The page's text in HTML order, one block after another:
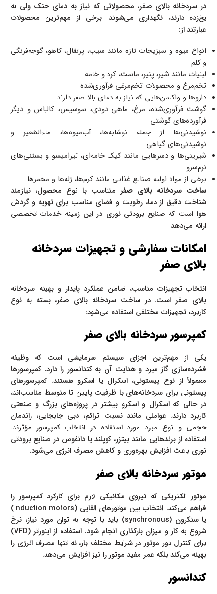
در سردخانه بالای صفر، محصولاتی که نیاز به دمای خنک ولی نه
یخ‌زده دارند، نگهداری می‌شوند. برخی از مهم‌ترین محصولات
عبارتند از:
انواع میوه و سبزیجات تازه مانند سیب، پرتقال، کاهو، گوجه‌فرنگی
و کلم
لبنیات مانند شیر، پنیر، ماست، کره و خامه
تخم‌مرغ و محصولات تخم‌مرغی فرآوری‌شده
داروها و واکسن‌هایی که نیاز به دمای بالا صفر دارند
گوشت فرآوری‌شده، مرغ، ماهی دودی، سوسیس، کالباس و دیگر
فرآورده‌های گوشتی
نوشیدنی‌ها از جمله نوشابه‌ها، آب‌میوه‌ها، ماءالشعیر و
نوشیدنی‌های گیاهی
شیرینی‌ها و دسرهایی مانند کیک خامه‌ای، تیرامیسو و بستنی‌های
نرم‌سرو
برخی از مواد اولیه صنایع غذایی مانند کرم‌ها، ژله‌ها و مخمرها
ساخت سردخانه بالای صفرمتناسب با نوع محصول، نیازمند
شناخت دقیق از دما، رطوبت و فضای مناسب برای تهویه و گردش
هوا است که صنایع برودتی نوری در این زمینه خدمات تخصصی
ارائه می‌دهد.
امکانات سفارشی و تجهیزات سردخانه
بالای صفر
انتخاب تجهیزات مناسب، ضامن عملکرد پایدار و بهینه سردخانه
بالای صفر است. در ساخت سردخانه بالای صفر، بسته به نوع
کاربرد، تجهیزات مختلفی استفاده می‌شود:
کمپرسور سردخانه بالای صفر
یکی از مهم‌ترین اجزای سیستم سرمایشی است که وظیفه
فشرده‌سازی گاز مبرد و هدایت آن به کندانسور را دارد. کمپرسورها
معمولاً از نوع پیستونی، اسکرال یا اسکرو هستند. کمپرسورهای
پیستونی برای سردخانه‌های با ظرفیت پایین تا متوسط مناسب‌اند،
در حالی که اسکرال و اسکرو بیشتر در پروژه‌های بزرگ و صنعتی
کاربرد دارند. عواملی مانند نسبت تراکم، دبی جابجایی، راندمان
حجمی و نوع مبرد مورد استفاده در انتخاب کمپرسور مؤثرند.
استفاده از برندهایی مانند بیتزر، کوپلند یا دانفوس در صنایع برودتی
نوری باعث افزایش بهره‌وری و کاهش مصرف انرژی می‌شود.
موتور سردخانه بالای صفر
موتور الکتریکی که نیروی مکانیکی لازم برای کارکرد کمپرسور را
فراهم می‌کند. انتخاب بین موتورهای القایی (induction motors)
یا سنکرون (synchronous) باید با توجه به توان مورد نیاز، نرخ
شروع به کار و میزان بارگذاری انجام شود. استفاده از اینورتر (VFD)
برای کنترل دور موتور در شرایط مختلف بار، نه تنها مصرف انرژی را
بهینه می‌کند بلکه عمر مفید موتور را نیز افزایش می‌دهد.
کندانسور